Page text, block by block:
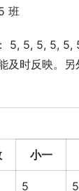
班
5, 5, 5, 5, 5,
及时反映。
小一
5 5